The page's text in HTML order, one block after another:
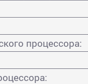
процессора: